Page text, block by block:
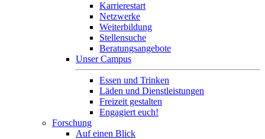
Karrierestart
Netzwerke
Weiterbildung
Stellensuche
Beratungsangebote
Unser Campus
Essen und Trinken
Läden und Dienstleistungen
Freizeit gestalten
Engagiert euch!
Forschung
Auf einen Blick